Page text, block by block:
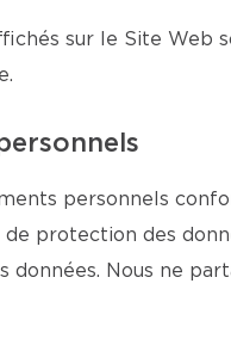
sur le Site
personnels
protection des
données. Nous ne